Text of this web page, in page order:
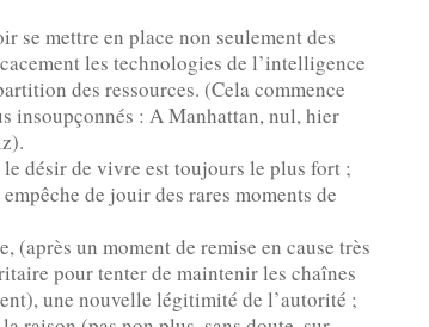
se mettre en place non seulement des
les technologies de l’intelligence
des ressources. (Cela commence
insoupçonnés : A Manhattan, nul, hier
le désir de vivre est toujours le plus fort ;
de jouir des rares moments de
(après un moment de remise en cause très
pour tenter de maintenir les chaînes
une nouvelle légitimité de l’autorité ;